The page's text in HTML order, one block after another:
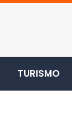
TURISMO